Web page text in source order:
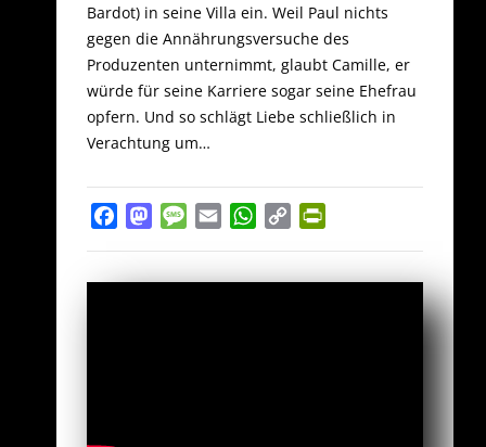
Bardot) in seine Villa ein. Weil Paul nichts
gegen die Annährungsversuche des
Produzenten unternimmt, glaubt Camille, er
würde für seine Karriere sogar seine Ehefrau
opfern. Und so schlägt Liebe schließlich in
Verachtung um…
FacebookMastodon
Message
Email WhatsApp
Copy